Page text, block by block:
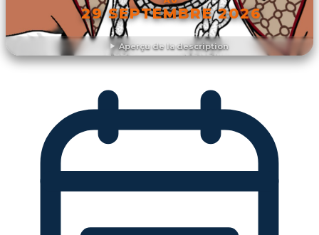
Aperçu de la description
29 SEPTEMBRE 2026
DÉCOUVRIR L'ÉVÉNEMENT